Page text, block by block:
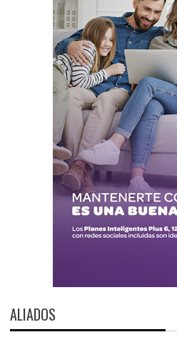
ALIADOS